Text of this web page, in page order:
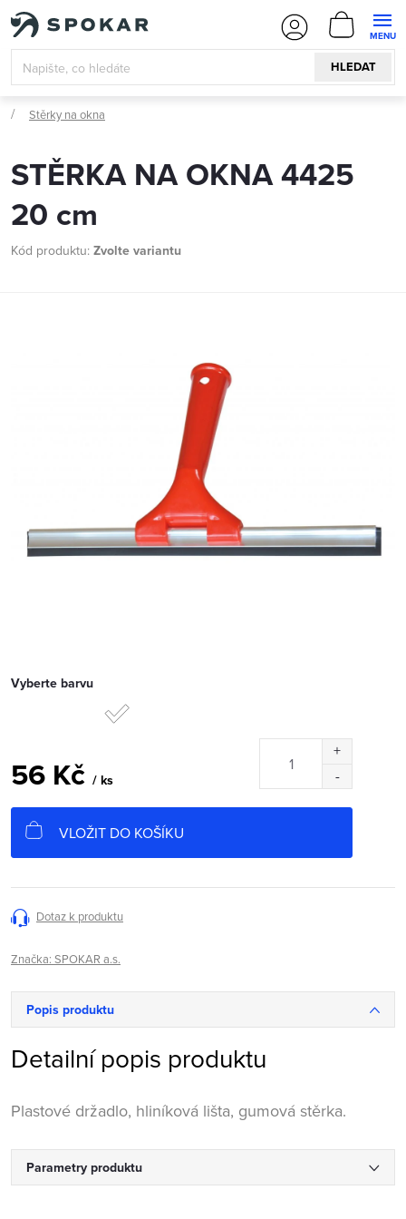
Přejít
obsah
HLEDAT
KOŠÍK
Stěrky na okna
STĚRKA NA OKNA 4425
20 cm
Kód produktu: Zvolte variantu
Vyberte barvu
56 Kč / ks
cena:
VLOŽIT DO KOŠÍKU
Dotaz k produktu
Značka: SPOKAR a.s.
Popis produktu
Detailní popis produktu
Plastové držadlo, hliníková lišta, gumová stěrka.
Parametry produktu